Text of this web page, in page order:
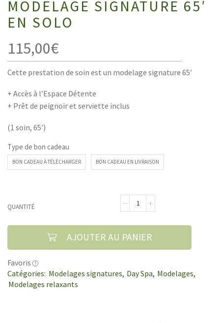
MODELAGE SIGNATURE 65′
EN SOLO
115,00€
Cette prestation de soin est un modelage signature 65′
+ Accès à l’Espace Détente
+ Prêt de peignoir et serviette inclus
(1 soin, 65′)
Type de bon cadeau
BON CADEAU À TÉLÉCHARGER BON CADEAU EN LIVRAISON
QUANTITÉ
AJOUTER AU PANIER
Favoris
Catégories: Modelages signatures, Day Spa, Modelages,
Modelages relaxants